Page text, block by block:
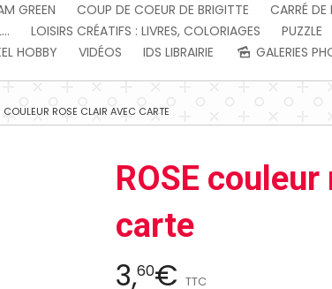
GREEN COUP DE COEUR DE BRIGITTE CARRÉ DE
LOISIRS CRÉATIFS : LIVRES, COLORIAGES PUZZLE
HOBBY
VIDÉOS IDS LIBRAIRIE GALERIES
COULEUR ROSE CLAIR AVEC CARTE
ROSE
carte
3,60€ TTC